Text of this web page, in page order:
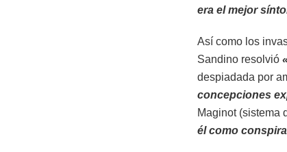
era el mejor
Así como los
Sandino resolvió
despiadada por
concepciones
Maginot (sistema
él como